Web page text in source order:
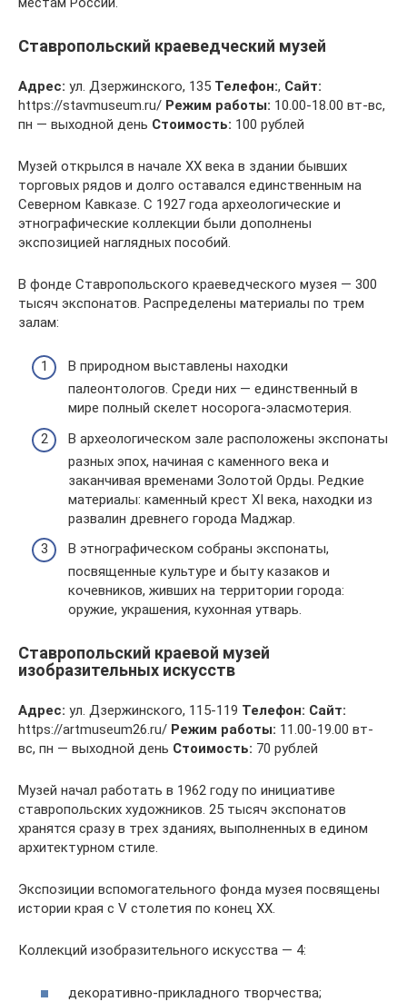
Ставропольский краеведческий музей
Адрес: ул. Дзержинского, 135 Телефон:, Сайт:
https://stavmuseum.ru/ Режим работы: 10.00-18.00 вт-вс,
пн — выходной день Стоимость: 100 рублей
Музей открылся в начале XX века в здании бывших
торговых рядов и долго оставался единственным на
Северном Кавказе. С 1927 года археологические и
этнографические коллекции были дополнены
экспозицией наглядных пособий.
В фонде Ставропольского краеведческого музея — 300
тысяч экспонатов. Распределены материалы по трем
залам:
В природном выставлены находки
палеонтологов. Среди них — единственный в
мире полный скелет носорога-эласмотерия.
В археологическом зале расположены экспонаты
разных эпох, начиная с каменного века и
заканчивая временами Золотой Орды. Редкие
материалы: каменный крест XI века, находки из
развалин древнего города Маджар.
В этнографическом собраны экспонаты,
посвященные культуре и быту казаков и
кочевников, живших на территории города:
оружие, украшения, кухонная утварь.
Ставропольский краевой музей
изобразительных искусств
Адрес: ул. Дзержинского, 115-119 Телефон: Сайт:
https://artmuseum26.ru/ Режим работы: 11.00-19.00 вт-
вс, пн — выходной день Стоимость: 70 рублей
Музей начал работать в 1962 году по инициативе
ставропольских художников. 25 тысяч экспонатов
хранятся сразу в трех зданиях, выполненных в едином
архитектурном стиле.
Экспозиции вспомогательного фонда музея посвящены
истории края с V столетия по конец XX.
Коллекций изобразительного искусства — 4:
декоративно-прикладного творчества;